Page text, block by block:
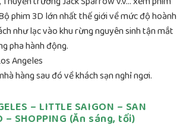
phim 3D lớn nhất thế giới về mức độ hoành
như lạc vào khu rừng nguyên sinh tận mắt
pha hành động.
Angeles
hàng sau đó về khách sạn nghỉ ngơi.
– LITTLE SAIGON – SAN
– SHOPPING (Ăn sáng, tối)